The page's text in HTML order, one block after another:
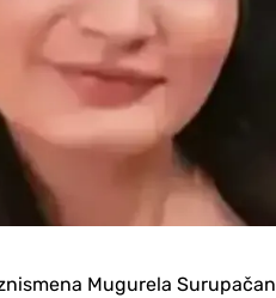
Mugurela